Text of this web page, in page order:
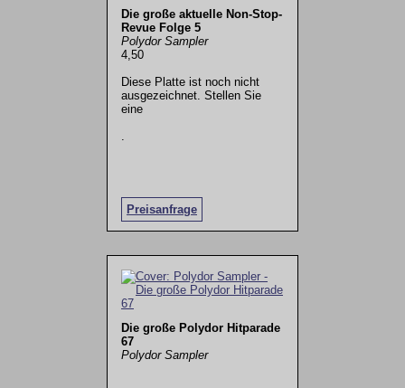
Die große aktuelle Non-Stop-
Revue Folge 5
Polydor Sampler
4,50
Diese Platte ist noch nicht
ausgezeichnet. Stellen Sie
eine
Preisanfrage
Die große Polydor Hitparade
67
Polydor Sampler